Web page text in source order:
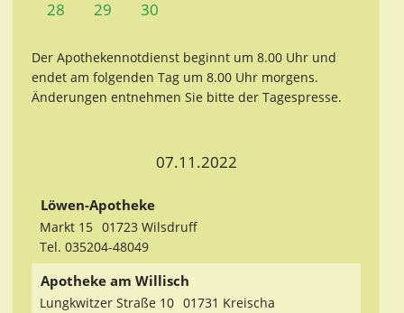
28
29 30
Der Apothekennotdienst beginnt um 8.00 Uhr und
endet am folgenden Tag um 8.00 Uhr morgens.
Änderungen entnehmen Sie bitte der Tagespresse.
07.11.2022
Löwen-Apotheke
Markt 15 01723 Wilsdruff
Tel. 035204-48049
Apotheke am Willisch
Lungkwitzer Straße 10 01731 Kreischa